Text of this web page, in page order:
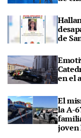
de
en el
El
la A-
joven